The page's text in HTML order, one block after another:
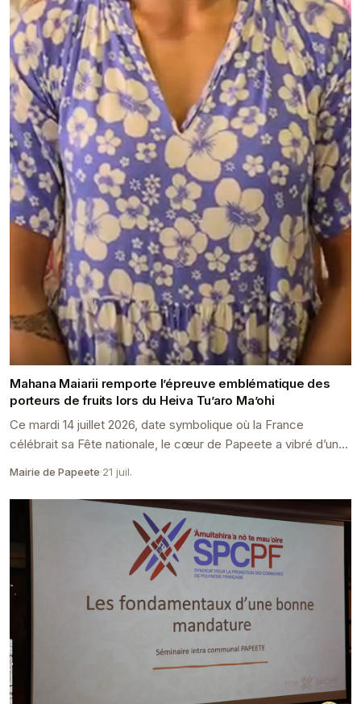
Mahana Maiarii remporte l’épreuve emblématique des
porteurs de fruits lors du Heiva Tu’aro Ma’ohi
Ce mardi 14 juillet 2026, date symbolique où la France
célébrait sa Fête nationale, le cœur de Papeete a vibré d’une
Mairie de Papeete·21 juil.